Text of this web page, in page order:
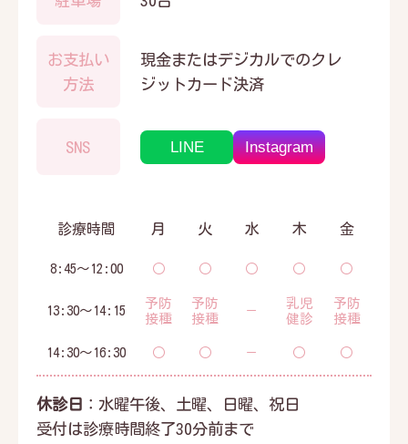
お支払い
方法
現金またはデジカルでのクレ
ジットカード決済
SNS LINE Instagram
診療時間 月 火 水 木 金
8:45～12:00 ○ ○ ○ ○ ○
13:30～14:15
予防
接種
予防
接種
－
乳児
健診
予防
接種
14:30～16:30 ○ ○ － ○ ○
休診日 ：水曜午後、土曜、日曜、祝日
受付は診療時間終了30分前まで